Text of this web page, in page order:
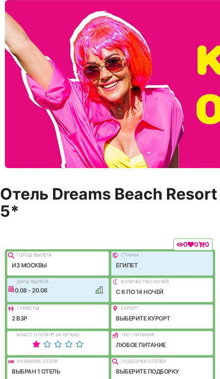
Отель Dreams Beach Resort
5*
0 0 0
ГОРОД ВЫЛEТА
ИЗ МОСКВЫ
СТРАНА
ЕГИПЕТ
ДАТЫ ВЫЛЕТА
10.08 - 20.08
КОЛИЧЕСТВО НОЧЕЙ
C 6 ПО 14 НОЧЕЙ
ТУРИСТЫ
2 ВЗР
КУРОРТ
ВЫБЕРИТЕ КУРОРТ
КЛАСС ОТЕЛЯ 1* (И ЛУЧШЕ) ТИП ПИТАНИЯ
ЛЮБОЕ ПИТАНИЕ
НАЗВАНИЕ ОТЕЛЯ
ВЫБРАН 1 ОТЕЛЬ
ПОДБОРКИ ОТЕЛЕЙ
ВЫБЕРИТЕ ПОДБОРКУ